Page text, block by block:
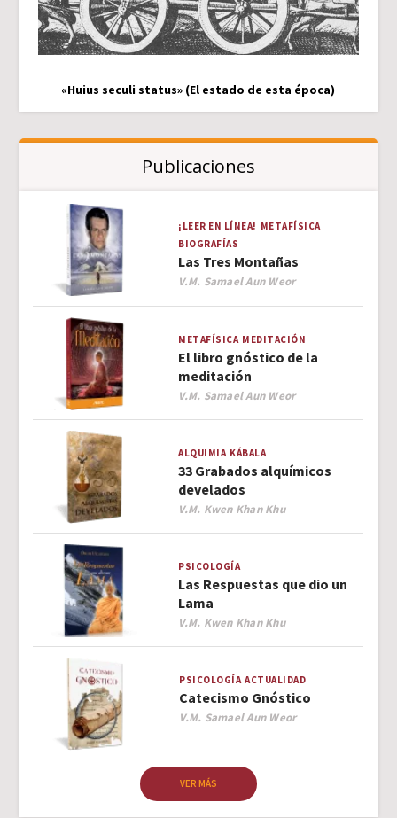
«Huius seculi status» (El estado de esta época)
Publicaciones
¡LEER EN LÍNEA! METAFÍSICA
BIOGRAFÍAS
Las Tres Montañas
Author
V.M. Samael Aun Weor
METAFÍSICA MEDITACIÓN
El libro gnóstico de la
meditación
Author
V.M. Samael Aun Weor
ALQUIMIA KÁBALA
33 Grabados alquímicos
develados
Author
V.M. Kwen Khan Khu
PSICOLOGÍA
Las Respuestas que dio un
Lama
Author
V.M. Kwen Khan Khu
PSICOLOGÍA ACTUALIDAD
Catecismo Gnóstico
Author
V.M. Samael Aun Weor
VER MÁS